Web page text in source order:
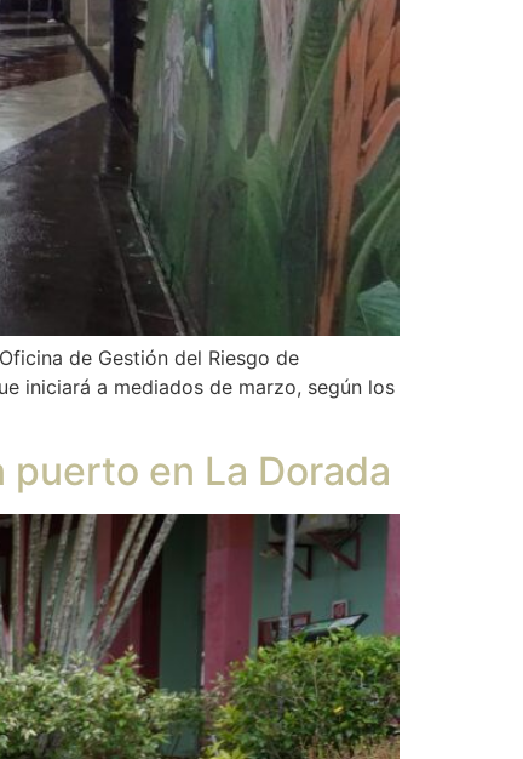
de Gestión del Riesgo de
iniciará a mediados de marzo, según los
en La Dorada